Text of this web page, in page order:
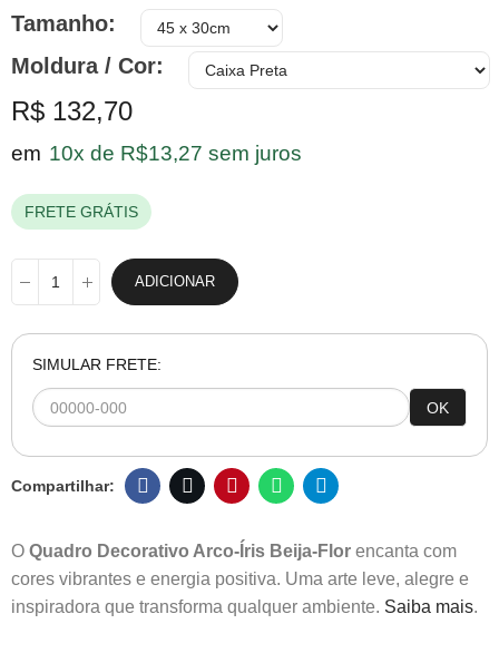
Tamanho
Moldura / Cor
R$ 132,70
em 10x de R$13,27 sem juros
FRETE GRÁTIS
ADICIONAR
SIMULAR FRETE:
OK
O Quadro Decorativo Arco-Íris Beija-Flor encanta com
cores vibrantes e energia positiva. Uma arte leve, alegre e
inspiradora que transforma qualquer ambiente. Saiba mais.